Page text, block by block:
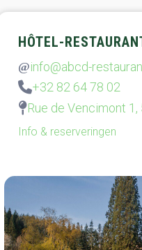
HÔTEL-
info@abcd-
+32 82 64 78 02
Rue de Vencimont
Info & reserveringen